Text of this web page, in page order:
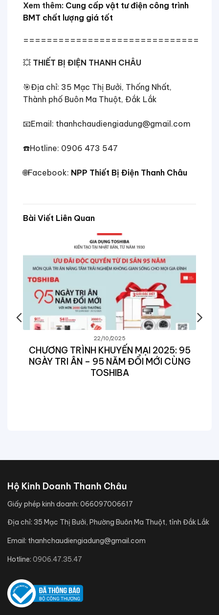
Xem thêm: Cung cấp vật tư điện công trình
BMT chất lượng giá tốt
==============================
💥 THIẾT BỊ ĐIỆN THANH CHÂU
🎯Địa chỉ: 35 Mạc Thị Bưởi, Thống Nhất,
Thành phố Buôn Ma Thuột, Đắk Lắk
📧Email: thanhchaudiengiadung@gmail.com
☎️Hotline: 0906 473 547
🌐Facebook: NPP Thiết Bị Điện Thanh Châu
Bài Viết Liên Quan
CHƯƠNG TRÌNH KHUYẾN MẠI 2025: 95
NGÀY TRI ÂN – 95 NĂM ĐỔI MỚI CÙNG
TOSHIBA
22/10/2025
Hộ Kinh Doanh Thanh Châu
Giấy phép kinh doanh: 066097006617
Địa chỉ: 35 Mạc Thị Bưởi, Phường Buôn Ma Thuột, tỉnh Đắk Lắk
Email: thanhchaudiengiadung@gmail.com
Hotline: 0906.47.35.47